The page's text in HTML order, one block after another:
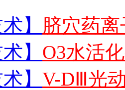
】 脐穴药
】 O3水活
】 V-DⅢ光